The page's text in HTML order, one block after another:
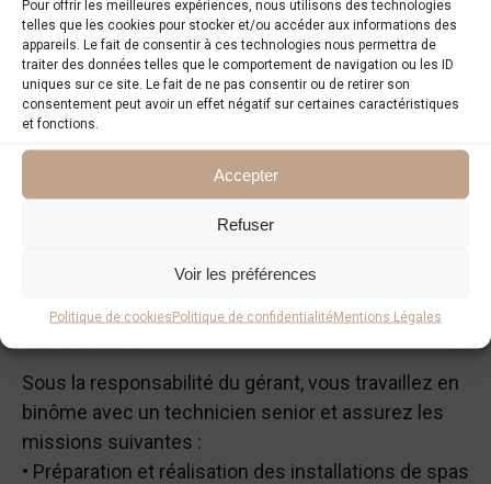
Pour offrir les meilleures expériences, nous utilisons des technologies
telles que les cookies pour stocker et/ou accéder aux informations des
appareils. Le fait de consentir à ces technologies nous permettra de
traiter des données telles que le comportement de navigation ou les ID
uniques sur ce site. Le fait de ne pas consentir ou de retirer son
consentement peut avoir un effet négatif sur certaines caractéristiques
et fonctions.
Accepter
Refuser
Voir les préférences
Politique de cookiesPolitique de confidentialitéMentions Légales
Atelier Nordic, distributeur exclusif de la marque
VISKAN SPAS et AUROOM WELLNESS ainsi que
fabricant et installateur de SPAS/SAUNAS en bois
massif recrute un Technicien Installateur de
Sous la responsabilité du gérant, vous travaillez en
binôme avec un technicien senior et assurez les
missions suivantes :
• Préparation et réalisation des installations de spas